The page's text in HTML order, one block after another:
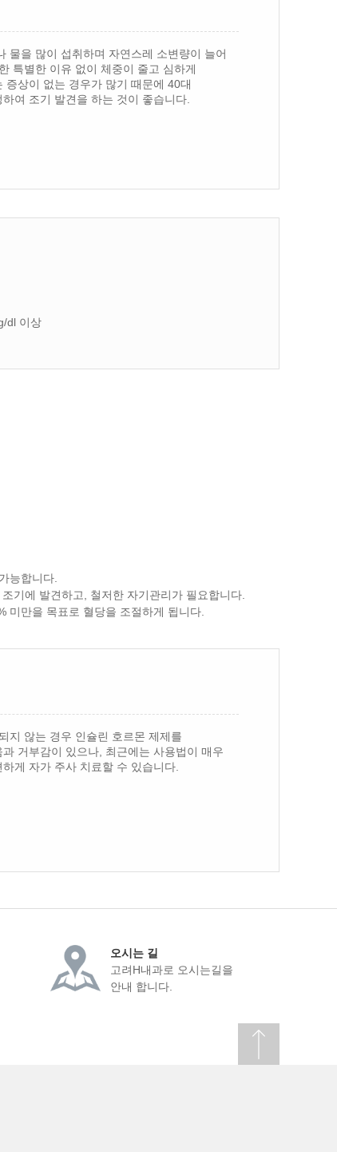
물을 많이 섭취하며 자연스레 소변량이 늘어
특별한 이유 없이 체중이 줄고 심하게
증상이 없는 경우가 많기 때문에 40대
여 조기 발견을 하는 것이 좋습니다.
dl 이상
능합니다.
기에 발견하고, 철저한 자기관리가 필요합니다.
만을 목표로 혈당을 조절하게 됩니다.
지 않는 경우 인슐린 호르몬 제제를
거부감이 있으나, 최근에는 사용법이 매우
게 자가 주사 치료할 수 있습니다.
오시는 길
고려H내과로 오시는길을
안내 합니다.